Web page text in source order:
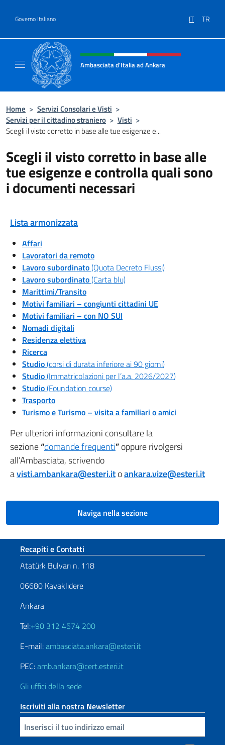
Governo Italiano IT TR
Intestazione sito, social e menù
Ambasciata d'Italia ad Ankara
Home > Servizi Consolari e Visti >
Servizi per il cittadino straniero > Visti >
Scegli il visto corretto in base alle tue esigenze e...
Scegli il visto corretto in base alle
tue esigenze e controlla quali sono
i documenti necessari
Lista armonizzata
Affari
Lavoratori da remoto
Lavoro subordinato(Quota Decreto Flussi)
Lavoro subordinato(Carta blu)
Marittimi/Transito
Motivi familiari – congiunti cittadini UE
Motivi familiari – con NO SUI
Nomadi digitali
Residenza elettiva
Ricerca
Studio(corsi di durata inferiore ai 90 giorni)
Studio(Immatricolazioni per l’a.a. 2026/2027)
Studio(Foundation course)
Trasporto
Turismo e Turismo – visita a familiari o amici
Per ulteriori informazioni consultare la
sezione“domande frequenti”oppure rivolgersi
all’Ambasciata, scrivendo
avisti.ambankara@esteri.itoankara.vize@esteri.it
Naviga nella sezione
Sezione footer
Recapiti e Contatti
Atatürk Bulvarı n. 118
06680 Kavaklıdere
Ankara
Tel:+90 312 4574 200
E-mail:ambasciata.ankara@esteri.it
PEC:amb.ankara@cert.esteri.it
Gli uffici della sede
Iscriviti alla nostra Newsletter
Inserisci la tua email